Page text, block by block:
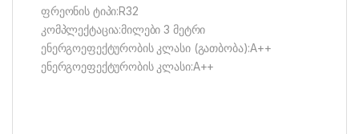
ფრეონის ტიპი:R32
კომპლექტაცია:მილები 3 მეტრი
ენერგოეფექტურობის კლასი (გათბობა):A++
ენერგოეფექტურობის კლასი:A++